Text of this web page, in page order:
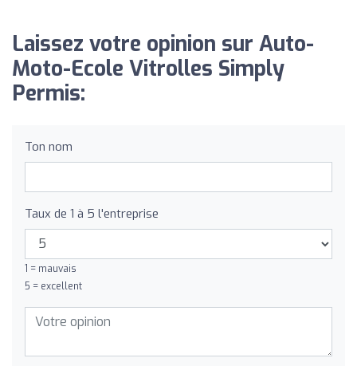
Laissez votre opinion sur Auto-
Moto-Ecole Vitrolles Simply
Permis:
Ton nom
Taux de 1 à 5 l'entreprise
1 = mauvais
5 = excellent